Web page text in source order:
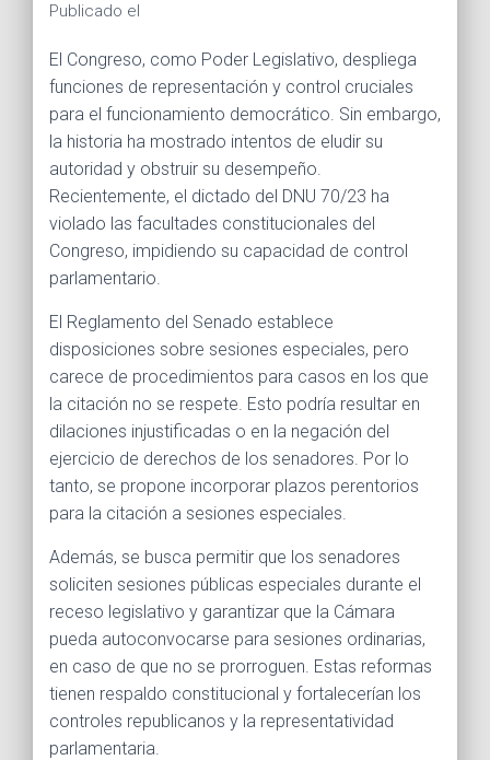
Publicado el
El Congreso, como Poder Legislativo, despliega
funciones de representación y control cruciales
para el funcionamiento democrático. Sin embargo,
la historia ha mostrado intentos de eludir su
autoridad y obstruir su desempeño.
Recientemente, el dictado del DNU 70/23 ha
violado las facultades constitucionales del
Congreso, impidiendo su capacidad de control
parlamentario.
El Reglamento del Senado establece
disposiciones sobre sesiones especiales, pero
carece de procedimientos para casos en los que
la citación no se respete. Esto podría resultar en
dilaciones injustificadas o en la negación del
ejercicio de derechos de los senadores. Por lo
tanto, se propone incorporar plazos perentorios
para la citación a sesiones especiales.
Además, se busca permitir que los senadores
soliciten sesiones públicas especiales durante el
receso legislativo y garantizar que la Cámara
pueda autoconvocarse para sesiones ordinarias,
en caso de que no se prorroguen. Estas reformas
tienen respaldo constitucional y fortalecerían los
controles republicanos y la representatividad
parlamentaria.